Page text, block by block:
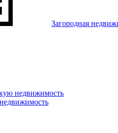
Загородная
недвижимость